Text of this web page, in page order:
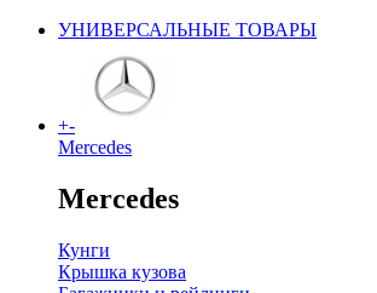
УНИВЕРСАЛЬНЫЕ ТОВАРЫ
+-
Mercedes
Mercedes
Кунги
Крышка кузова